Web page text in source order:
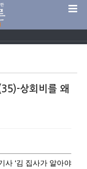
상회비를 왜
사 ‘김 집사가 알아야
5
북5